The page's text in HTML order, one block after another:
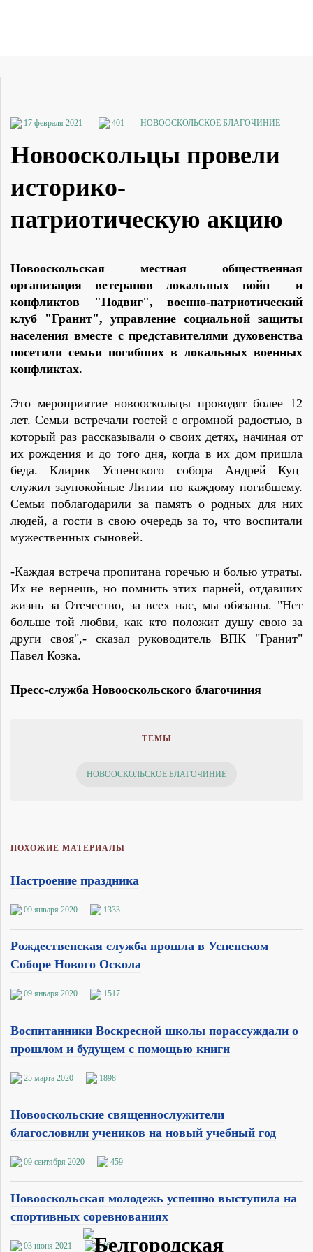
17 февраля 2021 401 НОВООСКОЛЬСКОЕ БЛАГОЧИНИЕ
Новооскольцы провели
историко-
патриотическую акцию
Новооскольская местная общественная
организация ветеранов локальных войн и
конфликтов "Подвиг", военно-патриотический
клуб "Гранит", управление социальной защиты
населения вместе с представителями духовенства
посетили семьи погибших в локальных военных
конфликтах.
Это мероприятие новооскольцы проводят более 12
лет. Семьи встречали гостей с огромной радостью, в
который раз рассказывали о своих детях, начиная от
их рождения и до того дня, когда в их дом пришла
беда. Клирик Успенского собора Андрей Куц
служил заупокойные Литии по каждому погибшему.
Семьи поблагодарили за память о родных для них
людей, а гости в свою очередь за то, что воспитали
мужественных сыновей.
-Каждая встреча пропитана горечью и болью утраты.
Их не вернешь, но помнить этих парней, отдавших
жизнь за Отечество, за всех нас, мы обязаны. "Нет
больше той любви, как кто положит душу свою за
други своя",- сказал руководитель ВПК "Гранит"
Павел Козка.
Пресс-служба Новооскольского благочиния
ТЕМЫ
НОВООСКОЛЬСКОЕ БЛАГОЧИНИЕ
ПОХОЖИЕ МАТЕРИАЛЫ
Настроение праздника
09 января 2020 1333
Рождественская служба прошла в Успенском
Соборе Нового Оскола
09 января 2020 1517
Воспитанники Воскресной школы порассуждали о
прошлом и будущем с помощью книги
25 марта 2020 1898
Новооскольские священнослужители
благословили учеников на новый учебный год
09 сентября 2020 459
Новооскольская молодежь успешно выступила на
спортивных соревнованиях
03 июня 2021 346